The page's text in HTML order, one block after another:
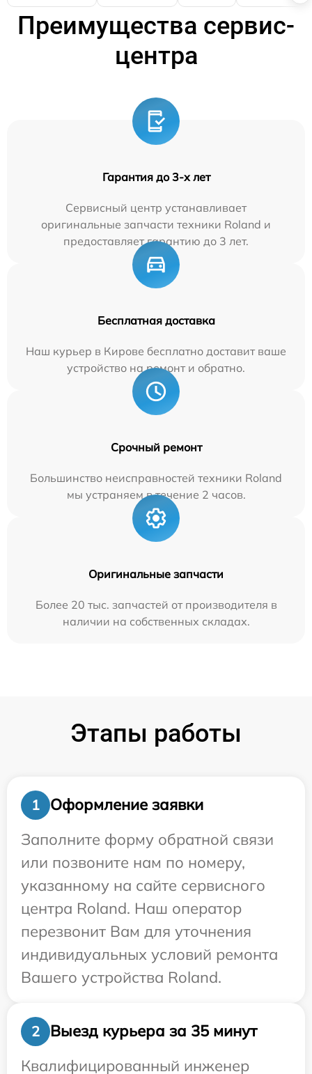
Преимущества сервис-
центра
Гарантия до 3-х лет
Сервисный центр устанавливает
оригинальные запчасти техники Roland и
предоставляет гарантию до 3 лет.
Бесплатная доставка
Наш курьер в Кирове бесплатно доставит ваше
устройство на ремонт и обратно.
Срочный ремонт
Большинство неисправностей техники Roland
мы устраняем в течение 2 часов.
Оригинальные запчасти
Более 20 тыс. запчастей от производителя в
наличии на собственных складах.
Этапы работы
1
Оформление заявки
Заполните форму обратной связи
или позвоните нам по номеру,
указанному на сайте сервисного
центра Roland. Наш оператор
перезвонит Вам для уточнения
индивидуальных условий ремонта
Вашего устройства Roland.
2
Выезд курьера за 35 минут
Квалифицированный инженер